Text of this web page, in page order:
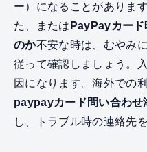
ー）になることがありま
た、または PayPayカー
のか不安な時は、むやみ
従って確認しましょう。
因になります。海外での
paypayカード問い合わせ
し、トラブル時の連絡先